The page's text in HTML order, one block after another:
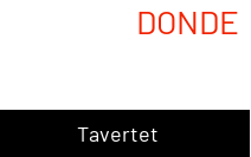
DONDE
Tavertet